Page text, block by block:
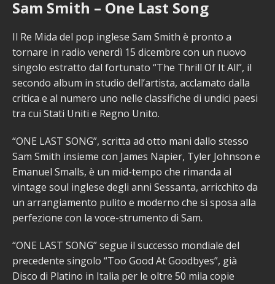
Sam Smith – One Last Song
Il Re Mida del pop inglese Sam Smith è pronto a
tornare in radio venerdì 15 dicembre con un nuovo
singolo estratto dal fortunato “The Thrill Of It All”, il
secondo album in studio dell’artista, acclamato dalla
critica e al numero uno nelle classifiche di undici paesi
tra cui Stati Uniti e Regno Unito.
“ONE LAST SONG”, scritta ad otto mani dallo stesso
Sam Smith insieme con James Napier, Tyler Johnson e
Emanuel Smalls, è un mid-tempo che rimanda al
vintage soul inglese degli anni Sessanta, arricchito da
un arrangiamento pulito e moderno che si sposa alla
perfezione con la voce-strumento di Sam.
“ONE LAST SONG” segue il successo mondiale del
precedente singolo “Too Good At Goodbyes”, già
Disco di Platino in Italia per le oltre 50 mila copie